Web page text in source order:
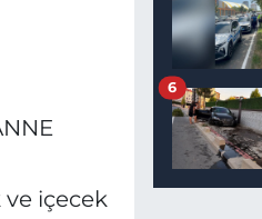
içecek
6